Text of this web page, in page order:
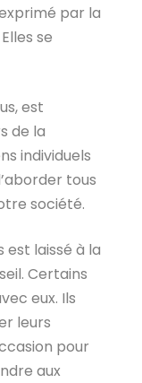
par la
se
est
de la
individuels
tous
société.
est laissé à la
Certains
eux. Ils
leurs
pour
aux